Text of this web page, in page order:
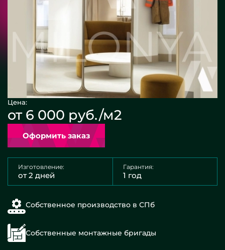
Цена:
от 6 000 руб./м2
Оформить заказ
Изготовление:
от 2 дней
Гарантия:
1 год
Собственное производство в СПб
Собственные монтажные бригады